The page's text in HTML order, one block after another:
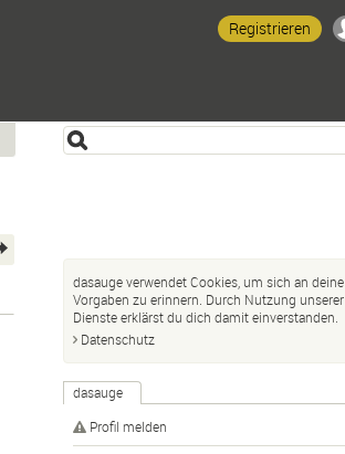
Registrieren
dasauge verwendet Cookies, um sich an deine
Vorgaben zu erinnern. Durch Nutzung unserer
Dienste erklärst du dich damit einverstanden.
Datenschutz
dasauge
Profil melden